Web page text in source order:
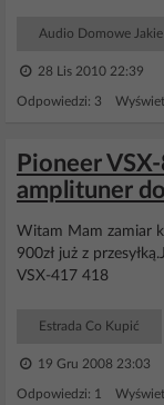
Audio Domowe
28 Lis 2010 22:39
Odpowiedzi: 3
Pioneer
amplituner
Witam Mam zamiar
900zł już z
VSX-417 418
Estrada Co Kupić
19 Gru 2008 23:03
Odpowiedzi: 1